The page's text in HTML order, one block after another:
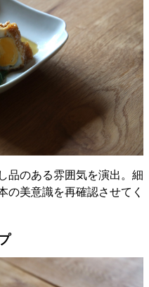
品のある雰囲気を演出。細
の美意識を再確認させてく